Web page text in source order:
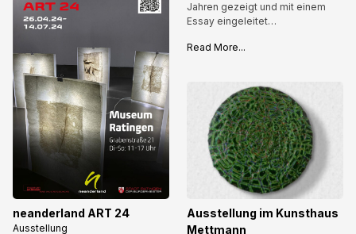
Jahren gezeigt und mit einem
Essay eingeleitet…
Read More...
neanderland ART 24
Ausstellung
Ausstellung im Kunsthaus
Mettmann